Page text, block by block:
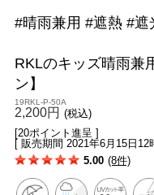
#晴雨兼用 #遮熱 #遮
RKLのキッズ晴雨兼
ン】
19RKL-P-50A
2,200円 (税込)
[20ポイント進呈 ]
[ 販売期間 2021年6月15日12
5.00 (8件)